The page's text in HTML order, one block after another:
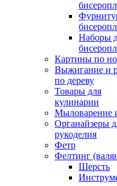
Наборы
Картины по
Выжигание и
по дереву
Товары для
кулинарии
Мыловарение
Органайзеры
рукоделия
Фетр
Фелтинг
Шерсть